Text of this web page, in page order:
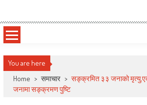
content
Deepshree Online
You are here
Home > समाचार > सङ्क्रमित ३३ जनाको
जनामा सङ्क्रमण पुष्टि